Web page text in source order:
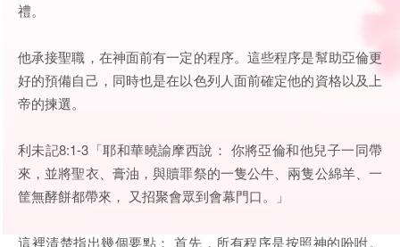
禮。
他承接聖職，在神面前有一定的程序。這些程序是幫助亞倫更
好的預備自己，同時也是在以色列人面前確定他的資格以及上
帝的揀選。
利未記8:1-3「耶和華曉諭摩西說： 你將亞倫和他兒子一同帶
來，並將聖衣、膏油，與贖罪祭的一隻公牛、兩隻公綿羊、一
筐無酵餅都帶來， 又招聚會眾到會幕門口。」
這裡清楚指出幾個要點： 首先，所有程序是按照神的吩咐。